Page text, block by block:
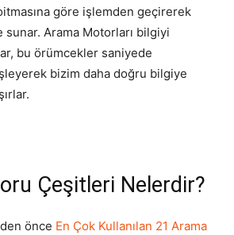
Tasarım,
UI/UX
göre işlemden geçirerek
sunar. Arama Motorları bilgiyi
bu örümcekler saniyede
bizim daha doğru bilgiye
Çeşitleri Nelerdir?
önce En Çok Kullanılan 21 Arama